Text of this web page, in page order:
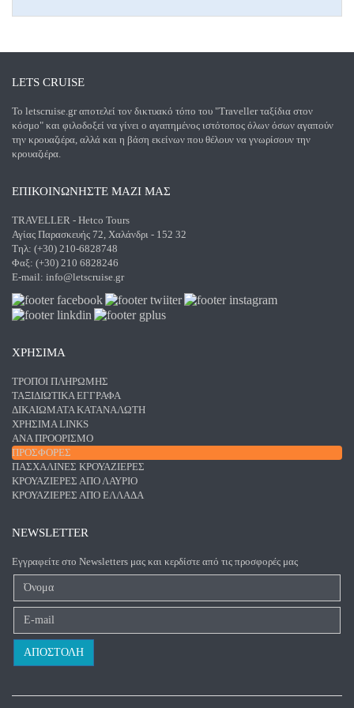
LETS CRUISE
Το letscruise.gr αποτελεί τον δικτυακό τόπο του "Traveller ταξίδια στον
κόσμο" και φιλοδοξεί να γίνει ο αγαπημένος ιστότοπος όλων όσων αγαπούν
την κρουαζιέρα, αλλά και η βάση εκείνων που θέλουν να γνωρίσουν την
κρουαζιέρα.
ΕΠΙΚΟΙΝΩΝΗΣΤΕ ΜΑΖΙ ΜΑΣ
TRAVELLER - Hetco Tours
Αγίας Παρασκευής 72, Χαλάνδρι - 152 32
Τηλ: (+30) 210-6828748
Φαξ: (+30) 210 6828246
E-mail: info@letscruise.gr
ΧΡΗΣΙΜΑ
ΤΡΌΠΟΙ ΠΛΗΡΩΜΉΣ
ΤΑΞΙΔΙΩΤΙΚΆ ΈΓΓΡΑΦΑ
ΔΙΚΑΙΏΜΑΤΑ ΚΑΤΑΝΑΛΩΤΉ
ΧΡΉΣΙΜΑ LINKS
ΑΝΑ ΠΡΟΟΡΙΣΜΌ
ΠΡΟΣΦΟΡΈΣ
ΠΑΣΧΑΛΙΝΈΣ ΚΡΟΥΑΖΙΈΡΕΣ
ΚΡΟΥΑΖΙΈΡΕΣ ΑΠΌ ΛΑΎΡΙΟ
ΚΡΟΥΑΖΙΈΡΕΣ ΑΠΌ ΕΛΛΆΔΑ
NEWSLETTER
Εγγραφείτε στο Newsletters μας και κερδίστε από τις προσφορές μας